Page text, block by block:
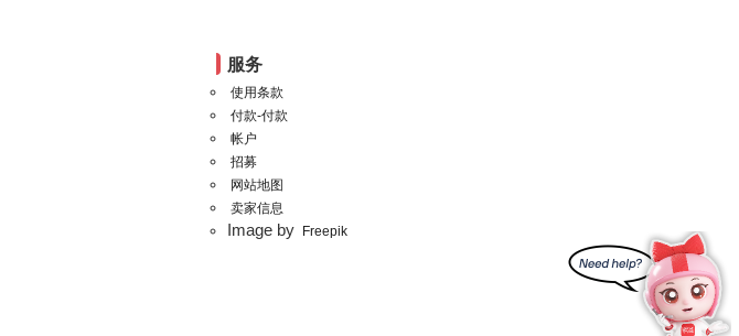
服务
使用条款
付款-付款
帐户
招募
网站地图
卖家信息
Image by Freepik